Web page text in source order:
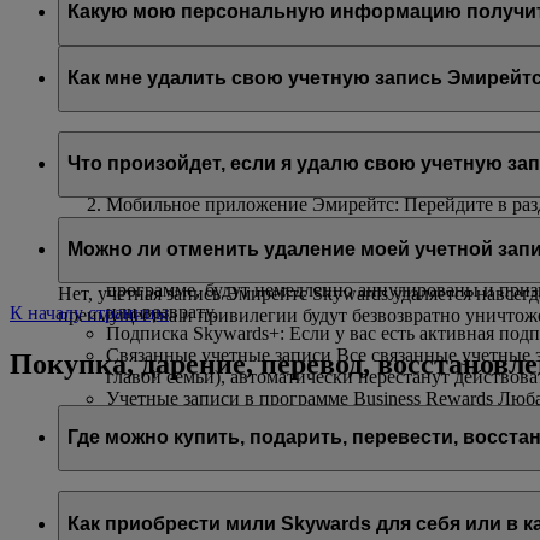
Какую мою персональную информацию
Авиакомпания flydubai получит ваше имя и адрес
согласнополитике конфиденциальности flydubai.
Как мне удалить свою учетную запись
Мобильное приложение Эмирейтс: Перейдите в
Интерактивный чат: Обратитесь к нашим
Что произойдет, если я удалю свою учетную
Если вы захотите удалить свою учетную запись
Неиспользованные мили Skywards и
программе, будут немедленно аннулированы и
или возврату.
Подписка Skywards+: Если у вас есть активная
Связанные учетные записи Все связанные
главой семьи), автоматически перестанут
Учетные записи в программе Business Rewards
недоступной при использовании этих
Можно ли отменить удаление моей учетной
Нет, учетная запись Эмирейтс Skywards удаляется
преимущества и привилегии будут безвозвратно
К началу страницы
Покупка, дарение, перевод,
Где можно купить, подарить, перевести,
Вы можете купить, подарить и перевести мили
Как приобрести мили Skywards для себя или в